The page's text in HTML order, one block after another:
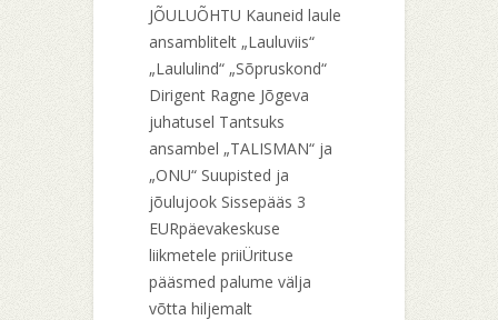
JÕULUÕHTU Kauneid laule
ansamblitelt „Lauluviis“
„Laululind“ „Sõpruskond“
Dirigent Ragne Jõgeva
juhatusel Tantsuks
ansambel „TALISMAN“ ja
„ONU“ Suupisted ja
jõulujook Sissepääs 3
EURpäevakeskuse
liikmetele priiÜrituse
pääsmed palume välja
võtta hiljemalt